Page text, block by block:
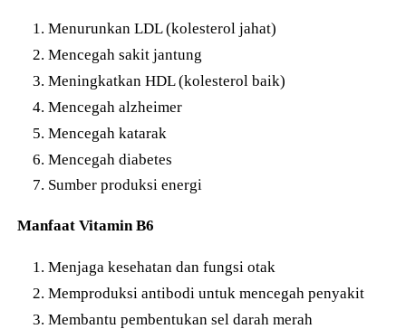
Menurunkan LDL (kolesterol jahat)
Mencegah sakit jantung
Meningkatkan HDL (kolesterol baik)
Mencegah alzheimer
Mencegah katarak
Mencegah diabetes
Sumber produksi energi
Manfaat Vitamin B6
Menjaga kesehatan dan fungsi otak
Memproduksi antibodi untuk mencegah penyakit
Membantu pembentukan sel darah merah